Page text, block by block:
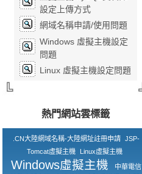
設定上傳方式
網域名稱申請/使用問題
Windows 虛擬主機設定
問題
Linux 虛擬主機設定問題
熱門網站雲標籤
.CN大陸網域名稱-大陸網址註冊申請 JSP-
Tomcat虛擬主機
Linux虛擬主機
Windows虛擬主機
中華電信